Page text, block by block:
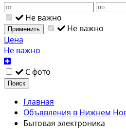
Не важно
Применить
Не важно
Цена
Не важно
С фото
Поиск
Главная
Объявления в Нижнем
Бытовая электроника